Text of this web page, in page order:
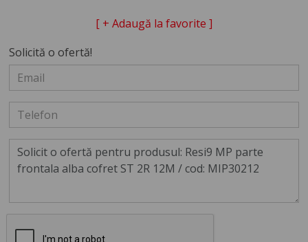
[ + Adaugă la favorite ]
Solicită o ofertă!